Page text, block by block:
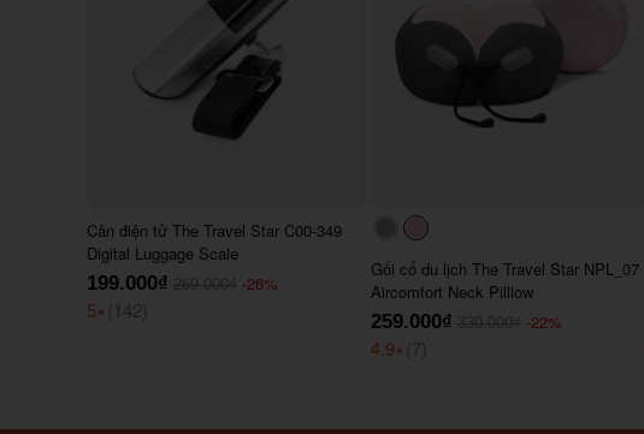
Cân điện tử The Travel Star C00-349
Digital Luggage Scale
199.000₫ 269.000₫ -26%
5⭑ (142)
#acacac
Gối cổ du lịch The Travel Star NPL_07
Aircomfort Neck Pilllow
259.000₫ 330.000₫ -22%
4.9⭑ (7)